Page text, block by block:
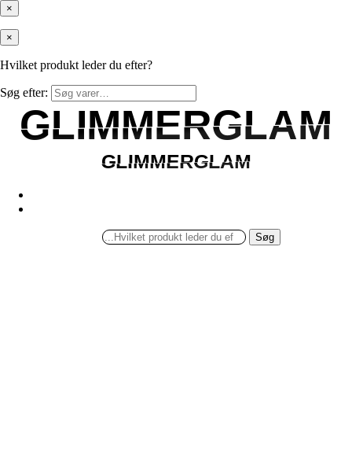
×
×
Hvilket produkt leder du efter?
Søg efter:
GLIMMERGLAM
GLIMMERGLAM
GLIMMERGLAM
GLIMMERGLAM
Søg